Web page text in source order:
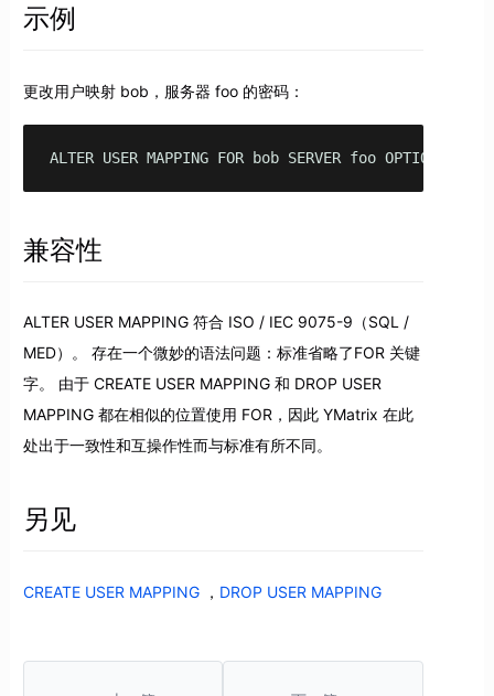
示例
更改用户映射 bob，服务器 foo 的密码：
ALTER USER MAPPING FOR bob SERVER foo OPTIONS
兼容性
ALTER USER MAPPING 符合 ISO / IEC 9075-9（SQL /
MED）。 存在一个微妙的语法问题：标准省略了FOR 关键
字。 由于 CREATE USER MAPPING 和 DROP USER
MAPPING 都在相似的位置使用 FOR，因此 YMatrix 在此
处出于一致性和互操作性而与标准有所不同。
另见
CREATE USER MAPPING， DROP USER MAPPING